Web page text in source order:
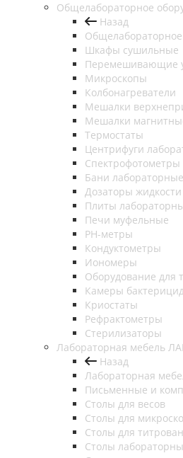
Общелабораторное
Назад
Шкафы сушильные
Перемешивающие
Микроскопы
Колбонагреватели
Мешалки
Мешалки
Термостаты
Центрифуги
Спектрофотометры
Бани лабораторные
Дозаторы жидкости
Плиты
Печи муфельные
РН-метры
Кондуктометры
Иономеры
Оборудование для
Камеры
Криостаты
Рефрактометры
Стерилизаторы
Лабораторная мебель
Назад
Лабораторная
Письменные и
Столы для весов
Столы для
Столы для
Столы